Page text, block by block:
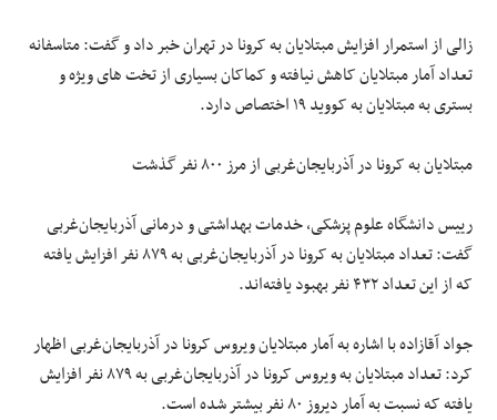
زالی از استمرار افزایش مبتلایان به کرونا در تهران خبر داد و گفت: متاسفانه
تعداد آمار مبتلایان کاهش نیافته و کماکان بسیاری از تخت های ویژه و
بستری به مبتلایان به کووید ۱۹ اختصاص دارد.
مبتلایان به کرونا در آذربایجان‌غربی از مرز ۸۰۰ نفر گذشت
رییس دانشگاه علوم پزشکی، خدمات بهداشتی و درمانی آذربایجان‌غربی
گفت: تعداد مبتلایان به کرونا در آذربایجان‌غربی به ۸۷۹ نفر افزایش یافته
که از این تعداد ۴۳۲ نفر بهبود یافته‌اند.
جواد آقازاده با اشاره به آمار مبتلایان ویروس کرونا در آذربایجان‌غربی اظهار
کرد: تعداد مبتلایان به ویروس کرونا در آذربایجان‌غربی به ۸۷۹ نفر افزایش
یافته که نسبت به آمار دیروز ۸۰ نفر بیشتر شده است.